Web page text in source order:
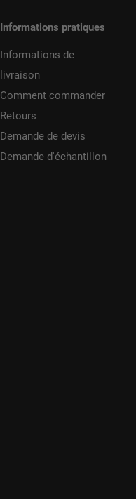
Informations pratiques
Informations de
livraison
Comment commander
Retours
Demande de devis
Demande d'échantillon